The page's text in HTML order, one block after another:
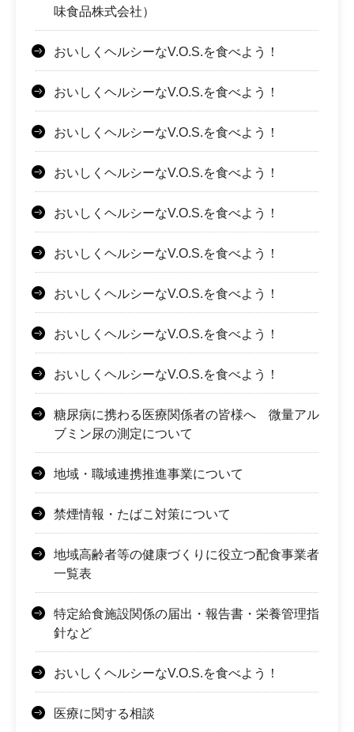
味食品株式会社）
おいしくヘルシーなV.O.S.を食べよう！
おいしくヘルシーなV.O.S.を食べよう！
おいしくヘルシーなV.O.S.を食べよう！
おいしくヘルシーなV.O.S.を食べよう！
おいしくヘルシーなV.O.S.を食べよう！
おいしくヘルシーなV.O.S.を食べよう！
おいしくヘルシーなV.O.S.を食べよう！
おいしくヘルシーなV.O.S.を食べよう！
おいしくヘルシーなV.O.S.を食べよう！
糖尿病に携わる医療関係者の皆様へ 微量アル
ブミン尿の測定について
地域・職域連携推進事業について
禁煙情報・たばこ対策について
地域高齢者等の健康づくりに役立つ配食事業者
一覧表
特定給食施設関係の届出・報告書・栄養管理指
針など
おいしくヘルシーなV.O.S.を食べよう！
医療に関する相談